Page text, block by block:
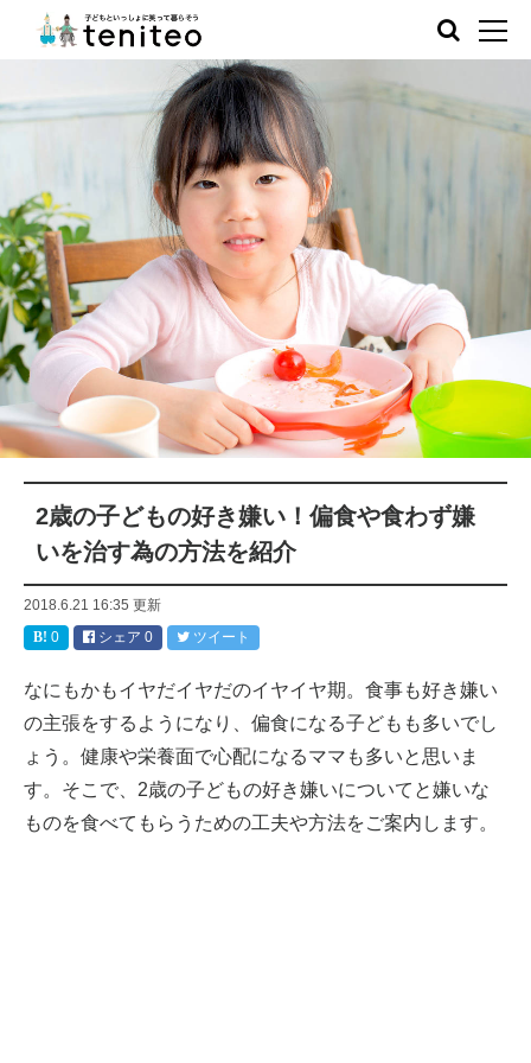
2歳の子どもの好き嫌い！偏食や食わず嫌
いを治す為の方法を紹介
2018.6.21 16:35 更新
0
シェア 0 ツイート
なにもかもイヤだイヤだのイヤイヤ期。食事も好き嫌い
の主張をするようになり、偏食になる子どもも多いでし
ょう。健康や栄養面で心配になるママも多いと思いま
す。そこで、2歳の子どもの好き嫌いについてと嫌いな
ものを食べてもらうための工夫や方法をご案内します。